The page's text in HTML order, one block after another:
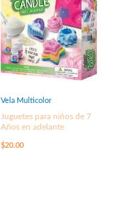
Vela Multicolor
Juguetes para niños de 7
Años en adelante
$20.00